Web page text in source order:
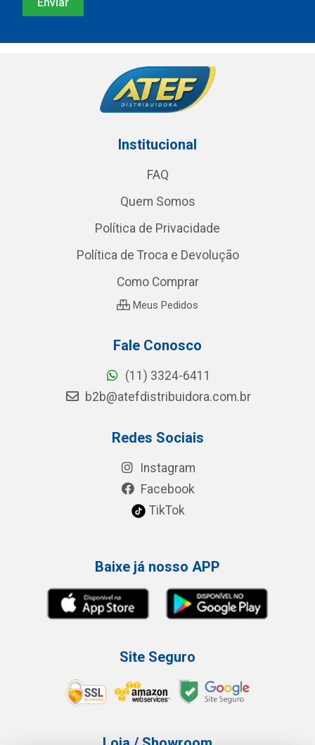
Institucional
FAQ
Quem Somos
Política de Privacidade
Política de Troca e Devolução
Como Comprar
Meus Pedidos
Fale Conosco
(11) 3324-6411
b2b@atefdistribuidora.com.br
Redes Sociais
Instagram
Facebook
TikTok
Baixe já nosso APP
Site Seguro